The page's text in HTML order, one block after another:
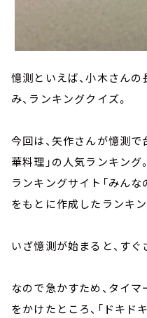
憶測といえば、小木さん
み、ランキングクイズ。
今回は、矢作さんが憶測で
華料理」の人気ランキング。
ランキングサイト「みん
をもとに作成したランキ
いざ憶測が始まると、すぐ
なので急かすため、タイ
をかけたところ、「ドキド